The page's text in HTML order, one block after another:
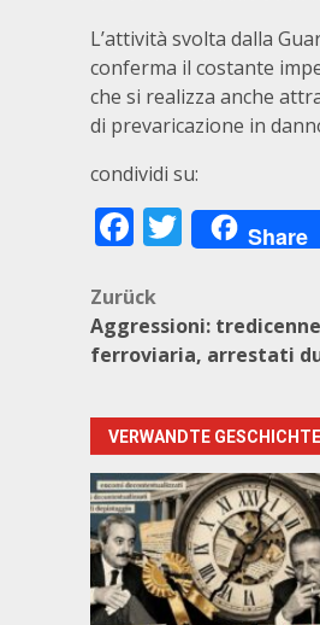
L’attività svolta dalla
conferma il costante
che si realizza anche
di prevaricazione in
condividi su:
Facebook
Twitter
Share
Zurück
Aggressioni:
ferroviaria, arrestati
VERWANDTE